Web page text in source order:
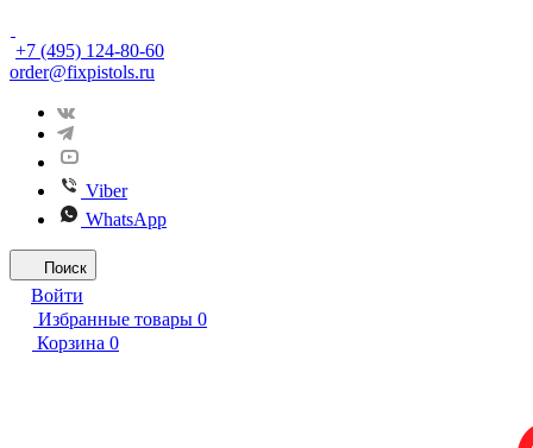
+7 (495) 124-80-60
order@fixpistols.ru
Viber
WhatsApp
Поиск
Войти
Избранные товары 0
Корзина 0